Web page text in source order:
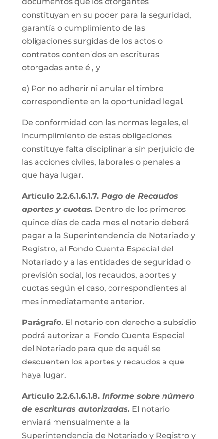
constituyan en su poder para la seguridad,
garantía o cumplimiento de las
obligaciones surgidas de los actos o
contratos contenidos en escrituras
otorgadas ante él, y
e) Por no adherir ni anular el timbre
correspondiente en la oportunidad legal.
De conformidad con las normas legales, el
incumplimiento de estas obligaciones
constituye falta disciplinaria sin perjuicio de
las acciones civiles, laborales o penales a
que haya lugar.
Artículo 2.2.6.1.6.1.7. Pago de Recaudos
aportes y cuotas. Dentro de los primeros
quince días de cada mes el notario deberá
pagar a la Superintendencia de Notariado y
Registro, al Fondo Cuenta Especial del
Notariado y a las entidades de seguridad o
previsión social, los recaudos, aportes y
cuotas según el caso, correspondientes al
mes inmediatamente anterior.
Parágrafo.El notario con derecho a subsidio
podrá autorizar al Fondo Cuenta Especial
del Notariado para que de aquél se
descuenten los aportes y recaudos a que
haya lugar.
Artículo 2.2.6.1.6.1.8. Informe sobre número
de escrituras autorizadas. El notario
enviará mensualmente a la
Superintendencia de Notariado y Registro y